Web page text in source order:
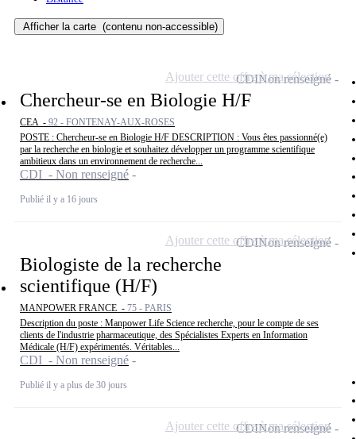
Afficher la carte (contenu non-accessible)
Chercheur-se en Biologie H/F
CEA - 92 - FONTENAY-AUX-ROSES
POSTE : Chercheur-se en Biologie H/F DESCRIPTION : Vous êtes passionné(e)
par la recherche en biologie et souhaitez développer un programme scientifique
ambitieux dans un environnement de recherche...
CDI - Non renseigné
Publié il y a 16 jours
CDINon renseigné
Ajouter cette offre à ma sélection
Biologiste de la recherche
scientifique (H/F)
MANPOWER FRANCE - 75 - PARIS
Description du poste : Manpower Life Science recherche, pour le compte de ses
clients de l'industrie pharmaceutique, des Spécialistes Experts en Information
Médicale (H/F) expérimentés. Véritables...
CDI - Non renseigné
Publié il y a plus de 30 jours
CDINon renseigné
Ajouter cette offre à ma sélection
CDINon renseigné
Ajouter cette offre à ma sélection